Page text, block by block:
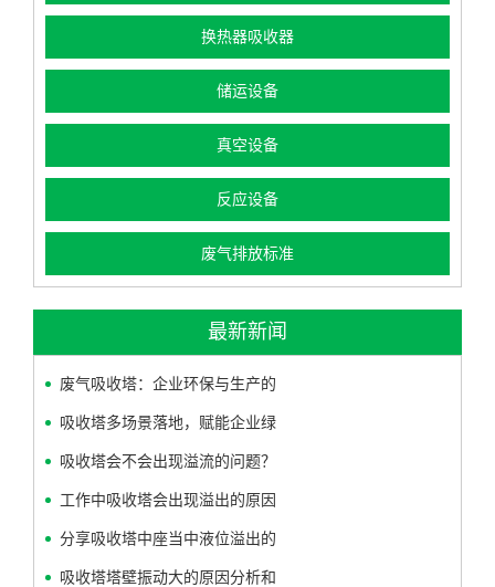
换热器吸收器
储运设备
真空设备
反应设备
废气排放标准
最新新闻
废气吸收塔：企业环保与生产的
吸收塔多场景落地，赋能企业绿
吸收塔会不会出现溢流的问题？
工作中吸收塔会出现溢出的原因
分享吸收塔中座当中液位溢出的
吸收塔塔壁振动大的原因分析和